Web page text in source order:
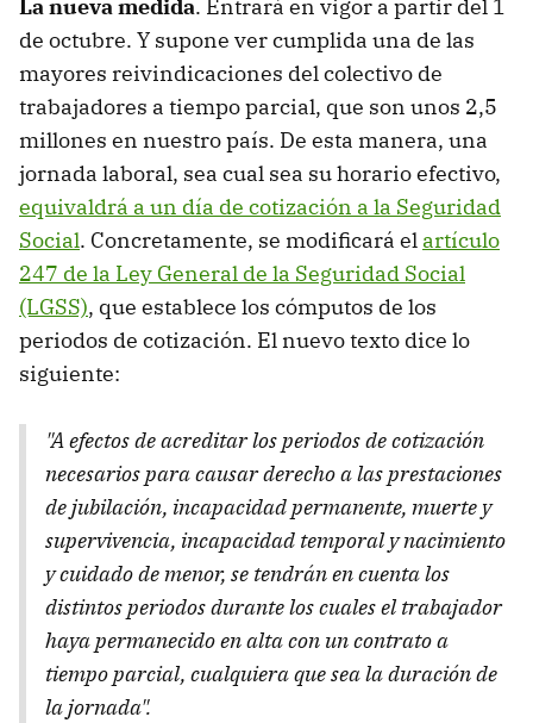
La nueva medida. Entrará en vigor a partir del 1
de octubre. Y supone ver cumplida una de las
mayores reivindicaciones del colectivo de
trabajadores a tiempo parcial, que son unos 2,5
millones en nuestro país. De esta manera, una
jornada laboral, sea cual sea su horario efectivo,
equivaldrá a un día de cotización a la Seguridad
Social. Concretamente, se modificará el artículo
247 de la Ley General de la Seguridad Social
(LGSS), que establece los cómputos de los
periodos de cotización. El nuevo texto dice lo
siguiente:
"A efectos de acreditar los periodos de cotización
necesarios para causar derecho a las prestaciones
de jubilación, incapacidad permanente, muerte y
supervivencia, incapacidad temporal y nacimiento
y cuidado de menor, se tendrán en cuenta los
distintos periodos durante los cuales el trabajador
haya permanecido en alta con un contrato a
tiempo parcial, cualquiera que sea la duración de
la jornada".